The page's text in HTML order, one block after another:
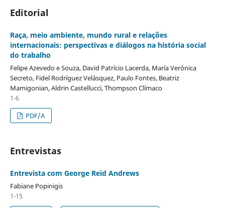
Editorial
Raça, meio ambiente, mundo rural e relações
internacionais: perspectivas e diálogos na história social
do trabalho
Felipe Azevedo e Souza, David Patrício Lacerda, María Verónica
Secreto, Fidel Rodríguez Velásquez, Paulo Fontes, Beatriz
Mamigonian, Aldrin Castellucci, Thompson Clímaco
1-6
PDF/A
Entrevistas
Entrevista com George Reid Andrews
Fabiane Popinigis
1-15